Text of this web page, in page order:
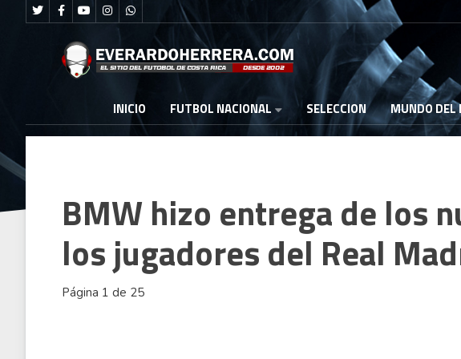
INICIO FUTBOL NACIONAL SELECCION MUNDO DEL
BMW hizo entrega de los
los jugadores del Real
Página 1 de 25